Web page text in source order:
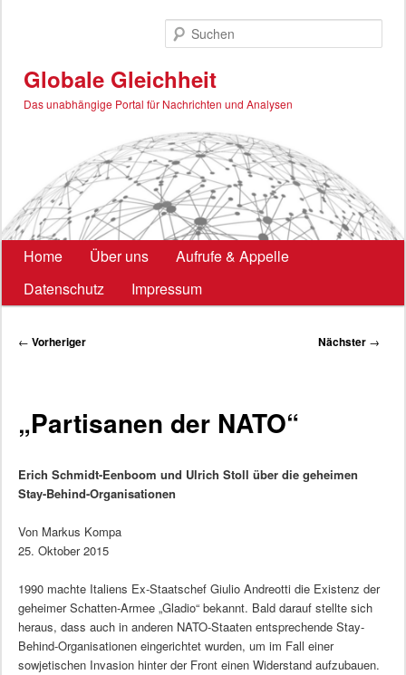
Globale Gleichheit
Das unabhängige Portal für Nachrichten und Analysen
Hauptmenü
Home Über uns
Aufrufe & Appelle
Datenschutz
Impressum
Beitragsnavigation
← Vorheriger Nächster →
„Partisanen der NATO“
Erich Schmidt-Eenboom und Ulrich Stoll über die geheimen
Stay-Behind-Organisationen
Von Markus Kompa
25. Oktober 2015
1990 machte Italiens Ex-Staatschef Giulio Andreotti die Existenz der
geheimer Schatten-Armee „Gladio“ bekannt. Bald darauf stellte sich
heraus, dass auch in anderen NATO-Staaten entsprechende Stay-
Behind-Organisationen eingerichtet wurden, um im Fall einer
sowjetischen Invasion hinter der Front einen Widerstand aufzubauen.